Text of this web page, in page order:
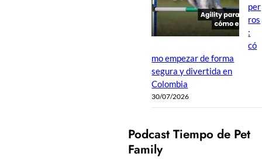
per
ros
:
có
mo empezar de forma
segura y divertida en
Colombia
30/07/2026
Podcast Tiempo de Pet
Family